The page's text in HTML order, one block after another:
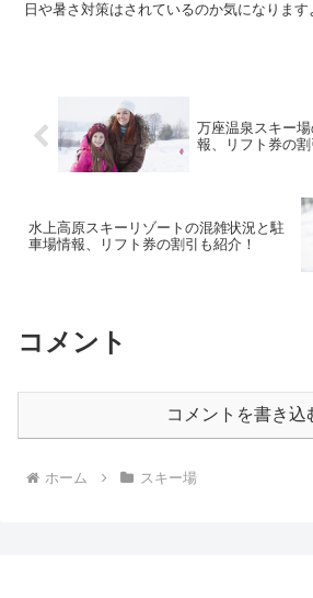
日や暑さ対策はされているのか気になりますよね。 そこで
万座温泉スキー
報、リフト券の割
水上高原スキーリゾートの混雑状況と駐
車場情報、リフト券の割引も紹介！
コメント
コメントを書き込
ホーム スキー場